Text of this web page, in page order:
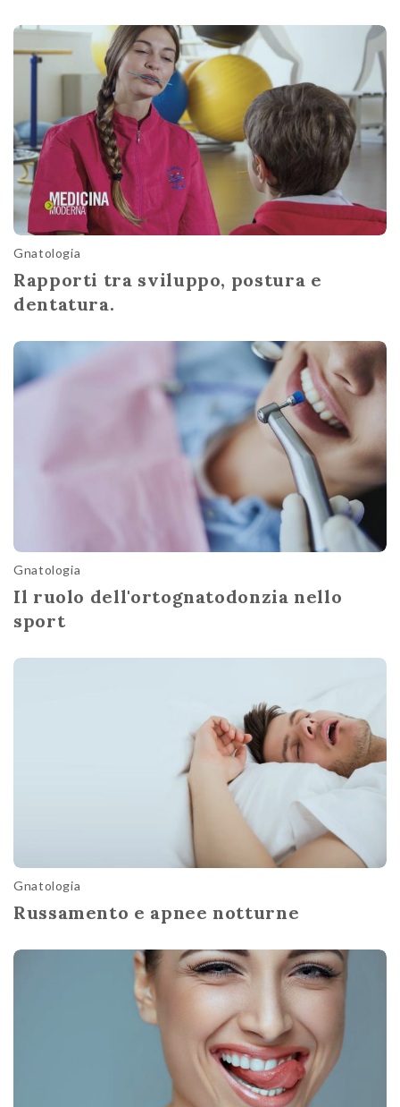
Gnatologia
Rapporti tra sviluppo, postura e
dentatura.
Gnatologia
Il ruolo dell'ortognatodonzia nello
sport
Gnatologia
Russamento e apnee notturne